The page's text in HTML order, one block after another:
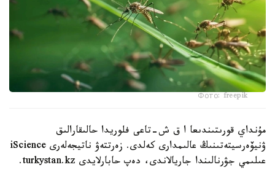
Фото: freepik
مۇنداي قورىتىندىعا ا ق ش-تاعى فلوريدا حالىقارالىق
ۋنيۆەرسيتەتىنىڭ عالىمدارى كەلدى. زەرتتەۋ ناتيجەلەرى iScience
عىلىمي جۋرنالىندا جاريالاندى، دەپ حابارلايدى turkystan.kz.